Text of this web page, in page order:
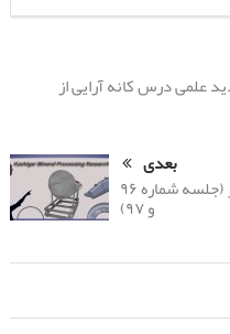
علمی درس کانه آرایی از
بعدی
سمینار هفتگی مرکز تحقیقات کاشی گر (جلسه شماره ۹۶
و ۹۷)